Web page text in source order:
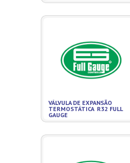
VÁLVULA DE EXPANSÃO
TERMOSTÁTICA R32 FULL
GAUGE